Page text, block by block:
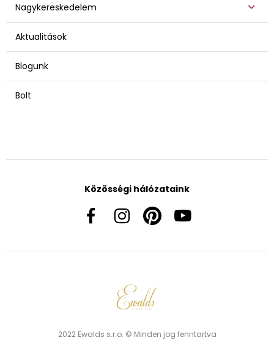
Nagykereskedelem
Aktualitások
Blogunk
Bolt
Közösségi hálózataink
2022 Ewalds s.r.o. © Minden jog fenntartva